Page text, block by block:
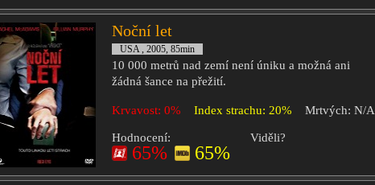
Noční let
USA , 2005, 85min
10 000 metrů nad zemí není úniku a možná ani
žádná šance na přežití.
Krvavost: 0% Index strachu: 20% Mrtvých: N/A
Hodnocení:
65% 65%
Viděli?